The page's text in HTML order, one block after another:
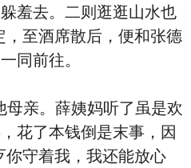
羞去。二则逛逛山水也
，至酒席散后，便和张德
同前往。
亲。薛姨妈听了虽是欢
花了本钱倒是末事，因
你守着我，我还能放心